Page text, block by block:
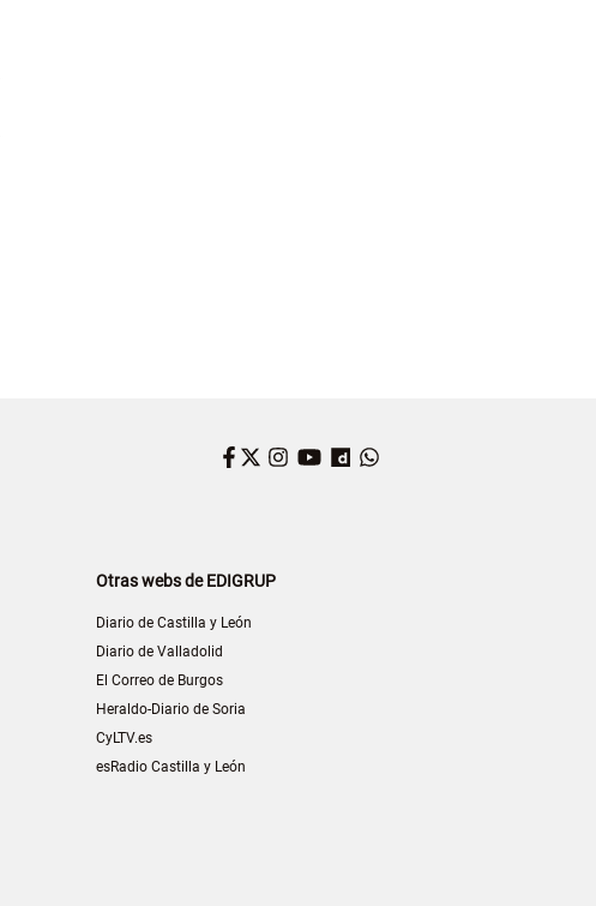
Facebook
Twitter
Instagram
YouTube
Dailymotion
Otras webs de EDIGRUP
Diario de Castilla y León
Diario de Valladolid
El Correo de Burgos
Heraldo-Diario de Soria
CyLTV.es
esRadio Castilla y León